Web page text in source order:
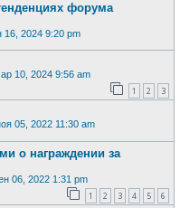
форума
16, 2024 9:20 pm
10, 2024 9:56 am
1 2 3
05, 2022 11:30 am
о награждении за
06, 2022 1:31 pm
1 2 3 4 5 6